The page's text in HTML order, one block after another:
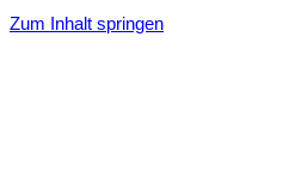
Zum Inhalt springen